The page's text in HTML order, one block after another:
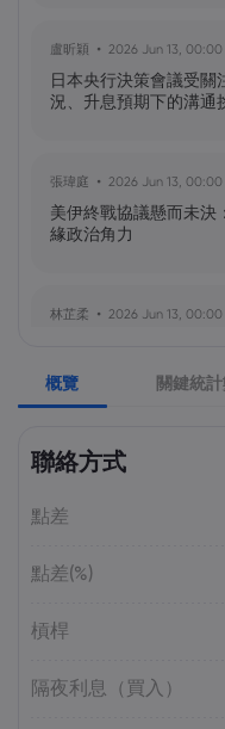
Quantum
盧昕穎 2026 Jun 13, 00:00
日本央行決策會議受關
況、升息預期下的溝通
張瑋庭 2026 Jun 13, 00:00
美伊終戰協議懸而未決
緣政治角力
林芷柔 2026 Jun 13, 00:00
張瑋庭 2026 Jun 13, 00:00
北約安全態勢與美軍部
陳昊然
量增，市場波動趨緩
概覽 關鍵統
聯絡方式
點差
點差(%)
槓桿
隔夜利息（買入）